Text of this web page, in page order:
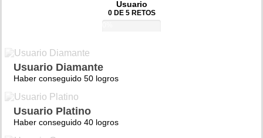
Usuario
0 DE 5 RETOS
Usuario Diamante
Haber conseguido 50 logros
Usuario Platino
Haber conseguido 40 logros